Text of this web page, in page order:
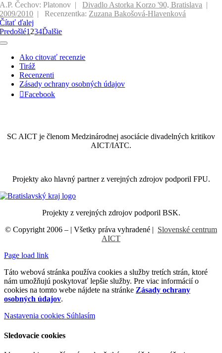
A.P. Čechov: Platonov
Divadlo Astorka Korzo '90, Bratislava
2009/2010
Recenzentka: Zuzana Bakošová-Hlavenková
Čítať ďalej
Predošlé1 234Ďalšie
Toggle
NavigationAko citovať recenzie
Tiráž
Recenzenti
Zásady ochrany osobných údajov
Facebook
SC AICT je členom Medzinárodnej asociácie divadelných kritikov
AICT/IATC.
Projekty ako hlavný partner z verejných zdrojov podporil FPU.
Projekty z verejných zdrojov podporil BSK.
© Copyright 2006 – | Všetky práva vyhradené | Slovenské centrum
AICT
Page load link
Táto webová stránka používa cookies a služby tretích strán, ktoré
nám umožňujú poskytovať lepšie služby. Pre viac informácií o
cookies na tomto webe nájdete na stránke Zásady ochrany
osobných údajov.
Nastavenia cookies Súhlasím
Sledovacie cookies